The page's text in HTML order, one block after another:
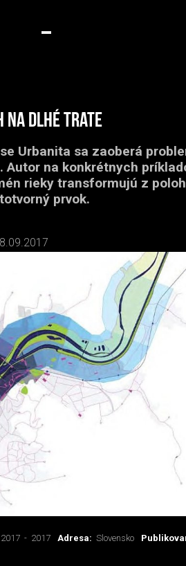
na dlhé trate
Urbanita sa zaoberá
Autor na konkrétnych
rieky transformujú z
prvok.
2017 - 2017 Adresa: Slovensko